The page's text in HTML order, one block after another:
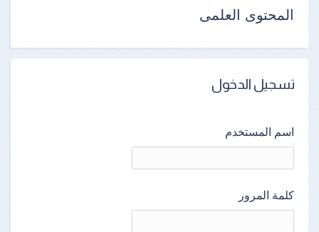
المحتوى العلمى
تسجيل الدخول
اسم المستخدم
كلمة المرور